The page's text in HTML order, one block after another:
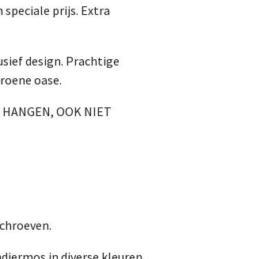
speciale prijs. Extra
design. Prachtige
oase.
OOK NIET